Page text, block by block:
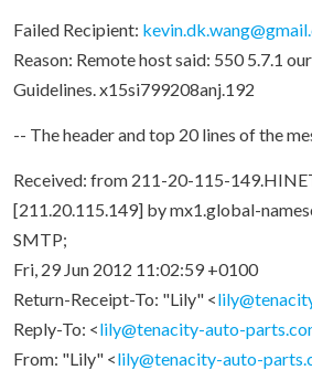
Failed Recipient:
Reason: Remote host said: 550 5.7.1
Guidelines. x15si799208anj.192
-- The header and top 20 lines of the
Received: from 211-20-115-
[211.20.115.149] by mx1.global-
SMTP;
Fri, 29 Jun 2012 11:02:59 +0100
Return-Receipt-To: "Lily" <
Reply-To: <lily@tenacity-auto-
From: "Lily" <lily@tenacity-auto-